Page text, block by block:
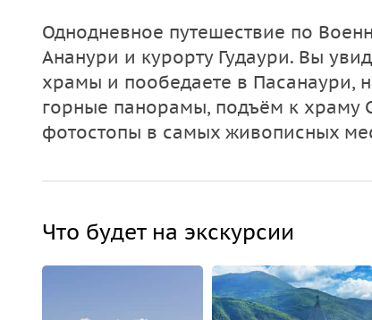
Однодневное путешествие по
Ананури и курорту Гудаури. Вы
храмы и пообедаете в Пасанаури,
горные панорамы, подъём к храму
фотостопы в самых живописных
Что будет на экскурсии